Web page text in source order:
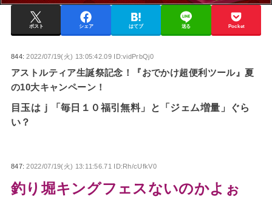
ポスト シェア はてブ 送る Pocket
844:2022/07/19(火) 13:05:42.09 ID:vidPrbQj0
アストルティア生誕祭記念！『おでかけ超便利ツール』夏
の10大キャンペーン！
目玉はｊ「毎日１０福引無料」と「ジェム増量」ぐら
い？
847:2022/07/19(火) 13:11:56.71 ID:Rh/cUfkV0
釣り堀キングフェスないのかよぉ